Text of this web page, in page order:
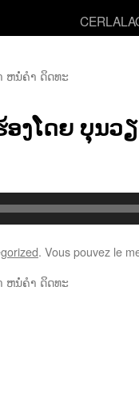
ຫນໍ່ຄຳ ດິດທະ
ງໂດຍ ບຸນວ
. Vous pouvez le
ຫນໍ່ຄຳ ດິດທະ